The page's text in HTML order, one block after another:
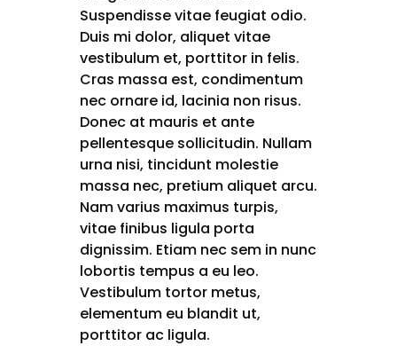
Suspendisse vitae feugiat odio.
Duis mi dolor, aliquet vitae
vestibulum et, porttitor in felis.
Cras massa est, condimentum
nec ornare id, lacinia non risus.
Donec at mauris et ante
pellentesque sollicitudin. Nullam
urna nisi, tincidunt molestie
massa nec, pretium aliquet arcu.
Nam varius maximus turpis,
vitae finibus ligula porta
dignissim. Etiam nec sem in nunc
lobortis tempus a eu leo.
Vestibulum tortor metus,
elementum eu blandit ut,
porttitor ac ligula.